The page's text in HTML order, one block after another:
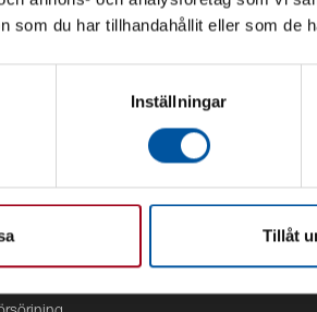
som du har tillhandahållit eller som de
Inställningar
Tillåt